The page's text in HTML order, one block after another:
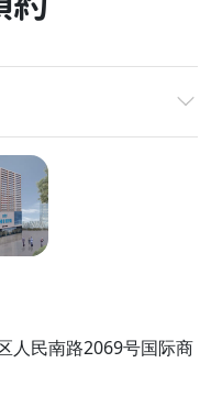
人民南路2069号国际商